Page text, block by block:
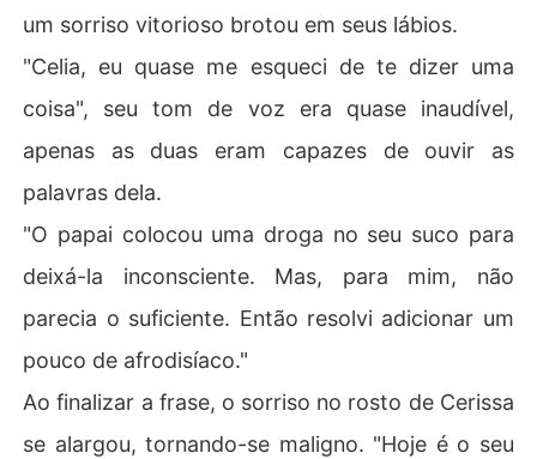
um sorriso vitorioso brotou em seus lábios.
"Celia, eu quase me esqueci de te dizer uma
coisa", seu tom de voz era quase inaudível,
apenas as duas eram capazes de ouvir as
palavras dela.
"O papai colocou uma droga no seu suco para
deixá-la inconsciente. Mas, para mim, não
parecia o suficiente. Então resolvi adicionar um
pouco de afrodisíaco."
Ao finalizar a frase, o sorriso no rosto de Cerissa
se alargou, tornando-se maligno. "Hoje é o seu